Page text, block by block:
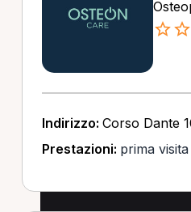
Indirizzo: Corso Dante
Prestazioni: prima